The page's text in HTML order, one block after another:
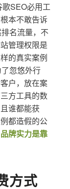
SEO必用工
本不敢告诉
名流量，不
管理权限是
的真实案例
忽悠外行
户，放在案
方工具的数
谁都能获
都造假的公
牌实力是靠
方式